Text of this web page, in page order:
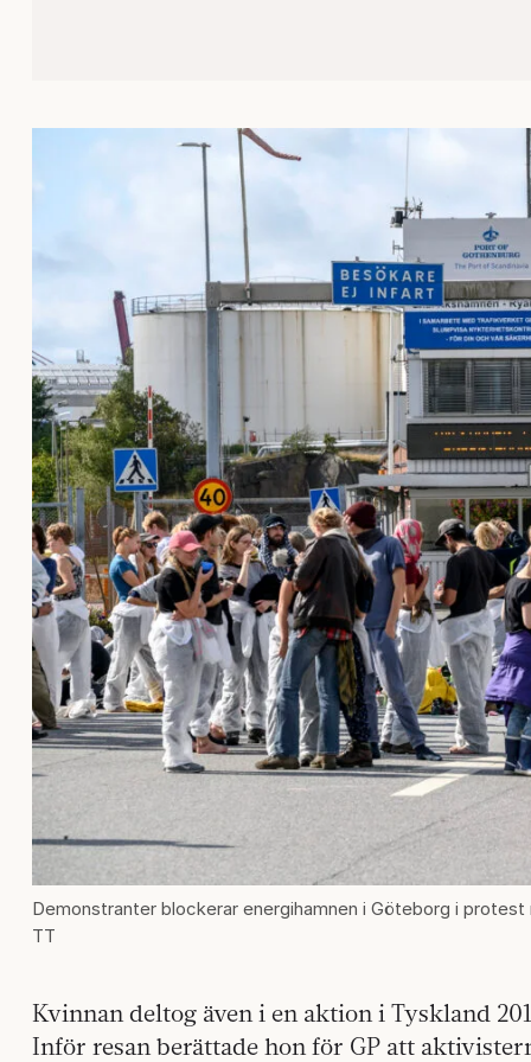
Demonstranter blockerar energihamnen i Göteborg i
TT
Kvinnan deltog även i en aktion i Tyskland
Inför resan berättade hon för GP att